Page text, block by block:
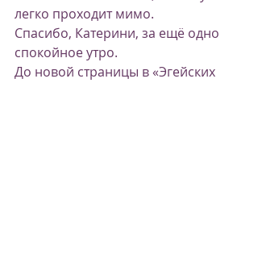
легко проходит мимо.
Спасибо, Катерини, за ещё одно
спокойное утро.
До новой страницы в «Эгейских